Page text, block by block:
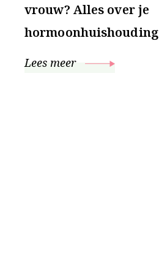
vrouw? Alles over je
hormoonhuishouding
Lees meer